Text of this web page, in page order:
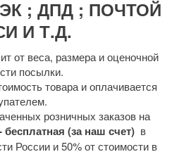
; ДПД ; ПОЧТОЙ
И Т.Д.
от веса, размера и оценочной
посылки.
товара и оплачивается
розничных заказов на
бесплатная (за наш счет) в
России и 50% от стоимости в